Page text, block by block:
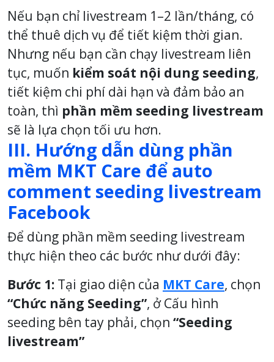
Nếu bạn chỉ livestream 1–2 lần/tháng, có
thể thuê dịch vụ để tiết kiệm thời gian.
Nhưng nếu bạn cần chạy livestream liên
tục, muốn kiểm soát nội dung seeding,
tiết kiệm chi phí dài hạn và đảm bảo an
toàn, thì phần mềm seeding livestream
sẽ là lựa chọn tối ưu hơn.
III. Hướng dẫn dùng phần
mềm MKT Care để auto
comment seeding livestream
Facebook
Để dùng phần mềm seeding livestream
thực hiện theo các bước như dưới đây:
Bước 1: Tại giao diện của MKT Care, chọn
“Chức năng Seeding”, ở Cấu hình
seeding bên tay phải, chọn “Seeding
livestream”